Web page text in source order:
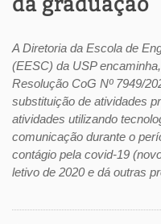
da graduação
A Diretoria da Escola de
(EESC) da USP
Resolução CoG Nº 7949/
substituição de atividades
atividades utilizando
comunicação durante o
contágio pela covid-19
letivo de 2020 e dá outras